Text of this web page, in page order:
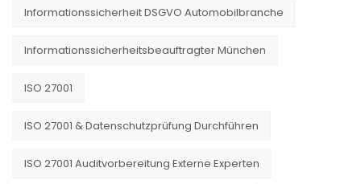
Informationssicherheit DSGVO Automobilbranche
Informationssicherheitsbeauftragter München
ISO 27001
ISO 27001 & Datenschutzprüfung Durchführen
ISO 27001 Auditvorbereitung Externe Experten